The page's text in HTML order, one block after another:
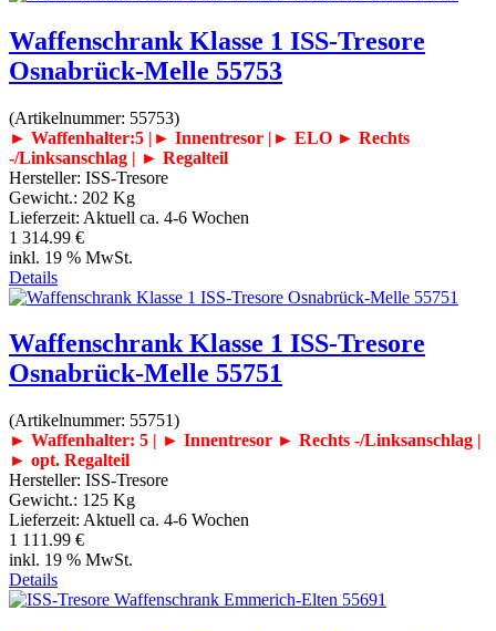
Waffenschrank Klasse 1 ISS-Tresore
Osnabrück-Melle 55753
(Artikelnummer: 55753)
► Waffenhalter:5 |► Innentresor |► ELO ► Rechts
-/Linksanschlag | ► Regalteil
Hersteller: ISS-Tresore
Gewicht.: 202 Kg
Lieferzeit: Aktuell ca. 4-6 Wochen
1 314.99 €
inkl. 19 % MwSt.
Details
Waffenschrank Klasse 1 ISS-Tresore
Osnabrück-Melle 55751
(Artikelnummer: 55751)
► Waffenhalter: 5 | ► Innentresor ► Rechts -/Linksanschlag |
► opt. Regalteil
Hersteller: ISS-Tresore
Gewicht.: 125 Kg
Lieferzeit: Aktuell ca. 4-6 Wochen
1 111.99 €
inkl. 19 % MwSt.
Details